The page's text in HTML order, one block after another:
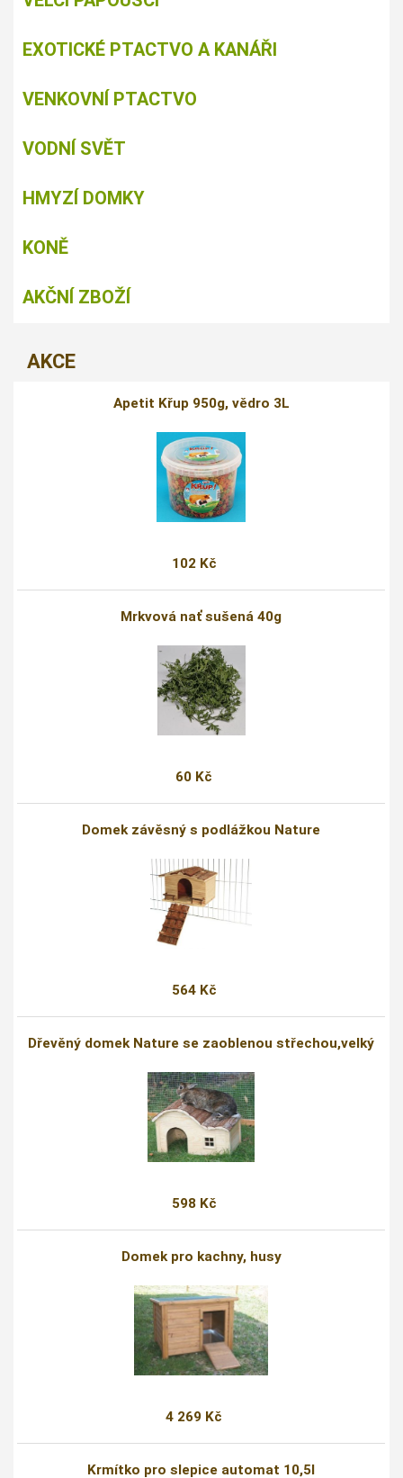
EXOTICKÉ PTACTVO A KANÁŘI
VENKOVNÍ PTACTVO
VODNÍ SVĚT
HMYZÍ DOMKY
KONĚ
AKČNÍ ZBOŽÍ
AKCE
Apetit Křup 950g, vědro 3L
102 Kč
Mrkvová nať sušená 40g
60 Kč
Domek závěsný s podlážkou Nature
564 Kč
Dřevěný domek Nature se zaoblenou střechou,velký
598 Kč
Domek pro kachny, husy
4 269 Kč
Krmítko pro slepice automat 10,5l